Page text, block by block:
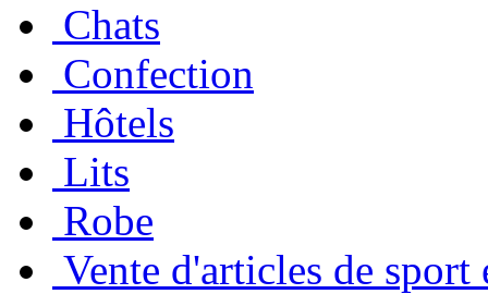
Chats
Confection
Hôtels
Lits
Robe
Vente d'articles de